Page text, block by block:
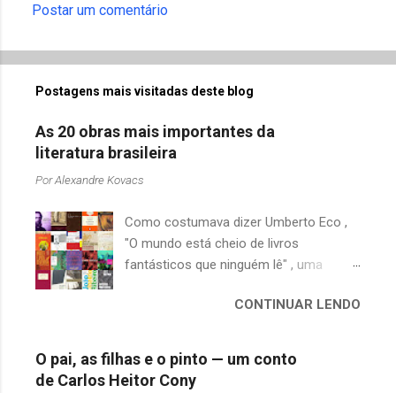
Postar um comentário
Postagens mais visitadas deste blog
As 20 obras mais importantes da
literatura brasileira
PorAlexandre Kovacs
Como costumava dizer Umberto Eco ,
"O mundo está cheio de livros
fantásticos que ninguém lê" , uma
quando falamos de clássicos da
escritores brasileiros, somos forçados
a uma avaliação burocrática na escola e
CONTINUAR LENDO
O pai, as filhas e o pinto — um conto
de Carlos Heitor Cony